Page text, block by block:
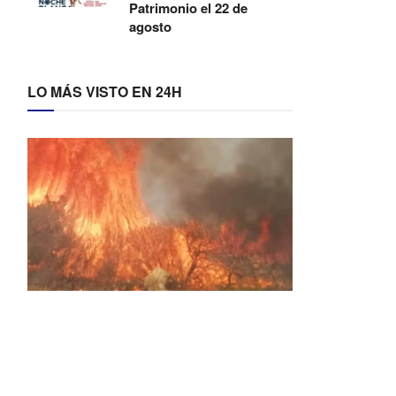
Patrimonio el 22 de
agosto
LO MÁS VISTO EN 24H